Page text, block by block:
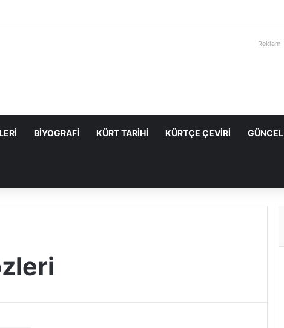
Reklam
BIYOGRAFI KÜRT TARIHI KÜRTÇE ÇEVIRI GÜNCEL